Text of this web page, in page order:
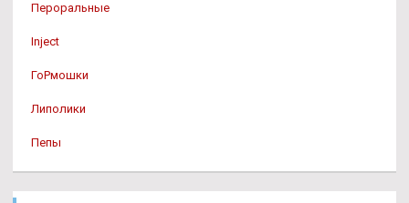
Пероральные
Inject
ГоРмошки
Липолики
Пепы